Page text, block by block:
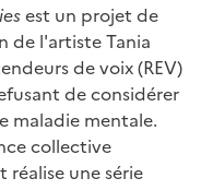
est un projet de
de l'artiste Tania
de voix (REV)
de considérer
maladie mentale.
collective
réalise une série